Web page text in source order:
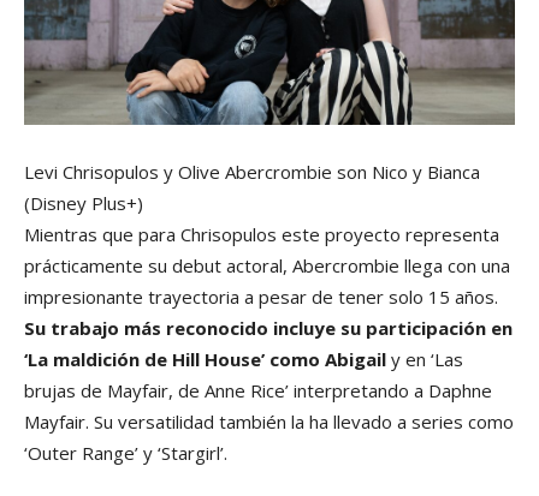
Levi Chrisopulos y Olive Abercrombie son Nico y Bianca
(Disney Plus+)
Mientras que para Chrisopulos este proyecto representa
prácticamente su debut actoral, Abercrombie llega con una
impresionante trayectoria a pesar de tener solo 15 años.
Su trabajo más reconocido incluye su participación en
‘La maldición de Hill House’ como Abigail y en ‘Las
brujas de Mayfair, de Anne Rice’ interpretando a Daphne
Mayfair. Su versatilidad también la ha llevado a series como
‘Outer Range’ y ‘Stargirl’.